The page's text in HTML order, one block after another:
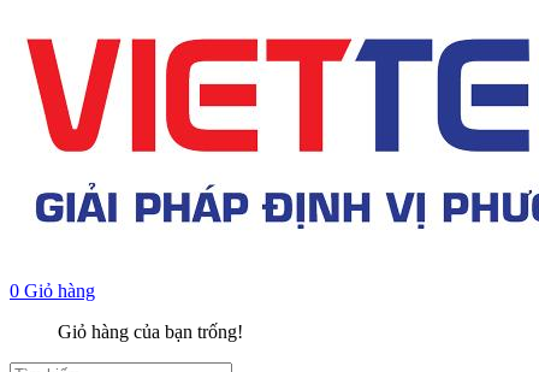
0 Giỏ hàng
Giỏ hàng của bạn trống!